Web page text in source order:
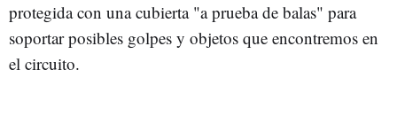
protegida con una cubierta "a prueba de balas" para
soportar posibles golpes y objetos que encontremos en
el circuito.